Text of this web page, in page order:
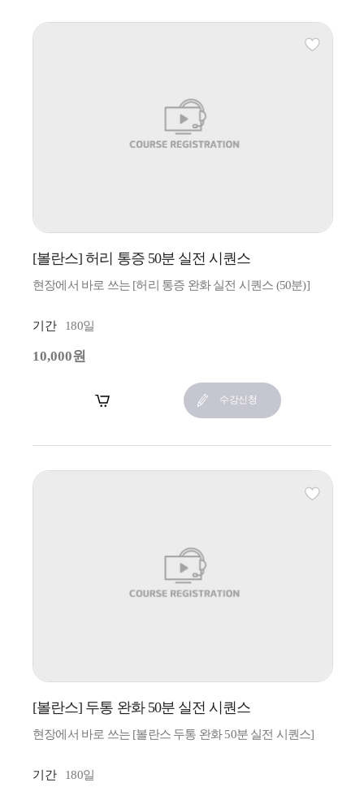
[볼란스] 허리 통증 50분 실전 시퀀스
현장에서 바로 쓰는 [허리 통증 완화 실전 시퀀스 (50분)]
기간 180일
10,000원
수강신청
[볼란스] 두통 완화 50분 실전 시퀀스
현장에서 바로 쓰는 [볼란스 두통 완화 50분 실전 시퀀스]
기간 180일